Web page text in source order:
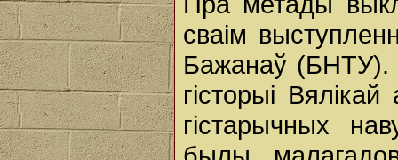
сваім
Бажанаў (БНТУ).
гісторыі
гістарычных